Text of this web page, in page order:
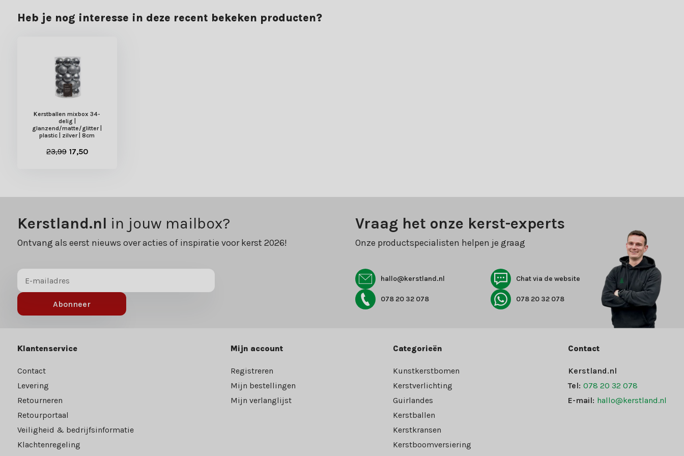
Heb je nog interesse in deze recent bekeken producten?
Kerstballen mixbox 34-
delig |
glanzend/matte/glitter |
plastic | zilver | 8cm
23,99 17,50
Kerstland.nl in jouw mailbox?
Ontvang als eerst nieuws over acties of inspiratie voor kerst 2026!
Abonneer
Vraag het onze kerst-experts
Onze productspecialisten helpen je graag
hallo@kerstland.nl Chat via de website
078 20 32 078 078 20 32 078
Klantenservice
Contact
Levering
Retourneren
Retourportaal
Veiligheid & bedrijfsinformatie
Klachtenregeling
Mijn account
Registreren
Mijn bestellingen
Mijn verlanglijst
Categorieën
Kunstkerstbomen
Kerstverlichting
Guirlandes
Kerstballen
Kerstkransen
Kerstboomversiering
Contact
Kerstland.nl
Tel: 078 20 32 078
E-mail: hallo@kerstland.nl